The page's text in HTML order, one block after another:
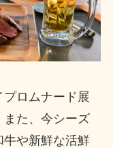
ロムナード展
た、今シーズ
牛や新鮮な活鮮